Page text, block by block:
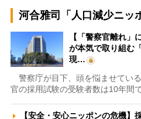
河合雅司「人口減少ニッ
【「警察官離れ」
が本気で取り組む
現…
警察庁が目下、頭を悩ませてい
官の採用試験の受験者数は10年間
【安全・安心ニッポンの危機